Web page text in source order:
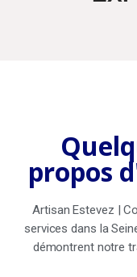
propos
Artisan Estevez |
services dans la
démontrent notre